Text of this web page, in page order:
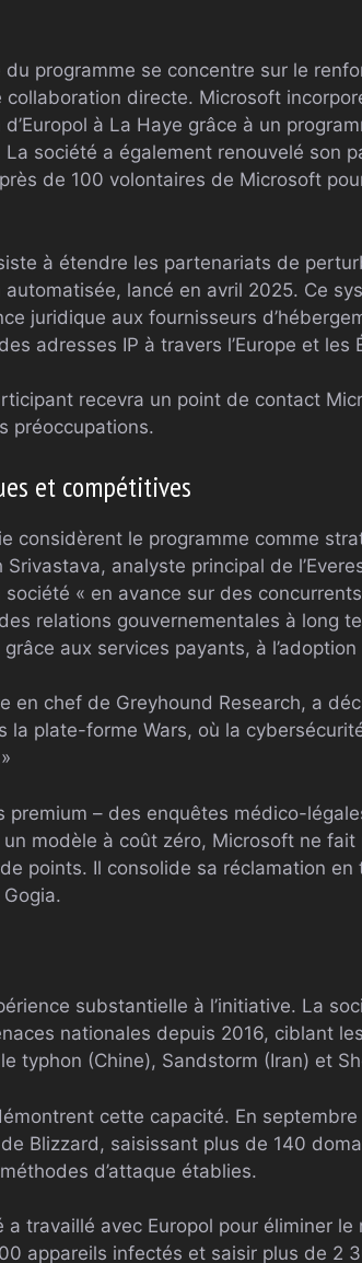
programme se concentre sur le
collaboration directe. Microsoft
à La Haye grâce à un
La société a également renouvelé son
de 100 volontaires de Microsoft
à étendre les partenariats de
lancé en avril 2025. Ce
juridique aux fournisseurs
adresses IP à travers l’Europe et les
recevra un point de contact
préoccupations.
et compétitives
considèrent le programme comme
analyste principal de
« en avance sur des
relations gouvernementales à long
aux services payants, à
en chef de Greyhound Research, a
la plate-forme Wars, où la
premium – des enquêtes médico-
modèle à coût zéro, Microsoft ne
points. Il consolide sa réclamation
substantielle à l’initiative. La
nationales depuis 2016, ciblant
typhon (Chine), Sandstorm (Iran) et
cette capacité. En
Blizzard, saisissant plus de 140
d’attaque établies.
a travaillé avec Europol pour éliminer
appareils infectés et saisir plus de 2